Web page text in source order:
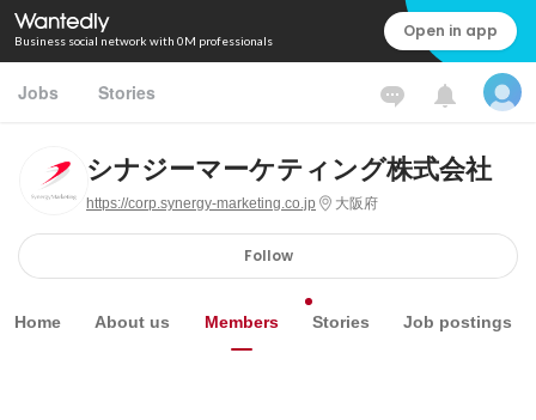
Business social network with 0M professionals Open in app
Jobs Stories
シナジーマーケティング株式会社
https://corp.synergy-marketing.co.jp 大阪府
Follow
Home About us Members Stories Job postings